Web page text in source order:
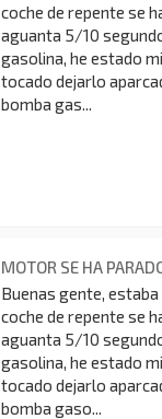
coche de repente se
aguanta 5/10
gasolina, he estado
tocado dejarlo
bomba gas...
MOTOR SE HA
Buenas gente,
coche de repente se
aguanta 5/10
gasolina, he estado
tocado dejarlo
bomba gaso...